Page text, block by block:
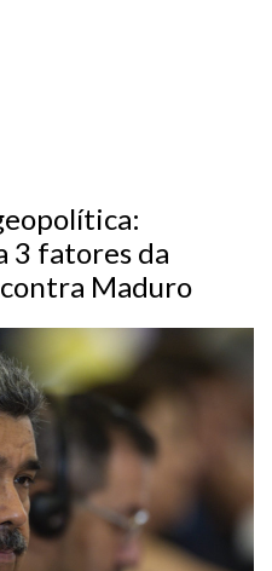
3 fatores da
Maduro